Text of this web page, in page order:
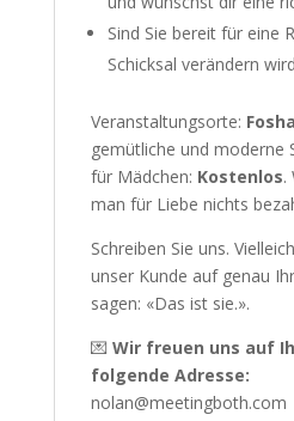
Sind Sie bereit für eine
Schicksal verändern
Veranstaltungsorte:
gemütliche und moderne
für Mädchen: Kostenlos.
man für Liebe nichts
Schreiben Sie uns.
unser Kunde auf genau
sagen: «Das ist sie.».
💌 Wir freuen uns auf
folgende Adresse:
nolan@meetingboth.com